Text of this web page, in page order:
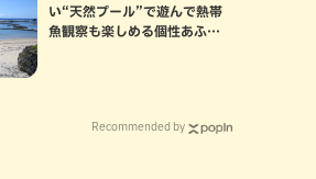
い“天然プール”で遊んで熱帯
魚観察も楽しめる個性あふれ
Recommended by